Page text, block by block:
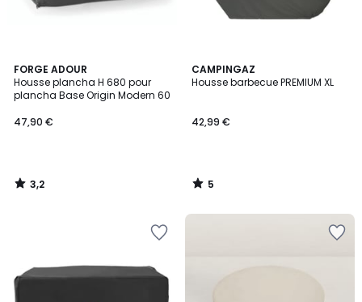
FORGE ADOUR
Housse plancha H 680 pour
plancha Base Origin Modern 60
47,90 €
3,2
/ 5
3,2
/
CAMPINGAZ
Housse barbecue PREMIUM XL
42,99 €
5
/
5
/